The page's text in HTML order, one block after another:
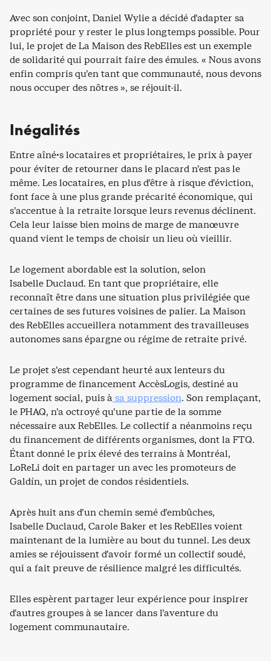
Avec son conjoint, Daniel Wylie a décidé d’adapter sa
propriété pour y rester le plus longtemps possible. Pour
lui, le projet de La Maison des RebElles est un exemple
de solidarité qui pourrait faire des émules. « Nous avons
enfin compris qu’en tant que communauté, nous devons
nous occuper des nôtres », se réjouit-il.
Inégalités
Entre aîné·s locataires et propriétaires, le prix à payer
pour éviter de retourner dans le placard n’est pas le
même. Les locataires, en plus d’être à risque d’éviction,
font face à une plus grande précarité économique, qui
s’accentue à la retraite lorsque leurs revenus déclinent.
Cela leur laisse bien moins de marge de manœuvre
quand vient le temps de choisir un lieu où vieillir.
Le logement abordable est la solution, selon
Isabelle Duclaud. En tant que propriétaire, elle
reconnaît être dans une situation plus privilégiée que
certaines de ses futures voisines de palier. La Maison
des RebElles accueillera notamment des travailleuses
autonomes sans épargne ou régime de retraite privé.
Le projet s’est cependant heurté aux lenteurs du
programme de financement AccèsLogis, destiné au
logement social, puis àsa suppression. Son remplaçant,
le PHAQ, n’a octroyé qu’une partie de la somme
nécessaire aux RebElles. Le collectif a néanmoins reçu
du financement de différents organismes, dont la FTQ.
Étant donné le prix élevé des terrains à Montréal,
LoReLi doit en partager un avec les promoteurs de
Galdín, un projet de condos résidentiels.
Après huit ans d’un chemin semé d’embûches,
Isabelle Duclaud, Carole Baker et les RebElles voient
maintenant de la lumière au bout du tunnel. Les deux
amies se réjouissent d’avoir formé un collectif soudé,
qui a fait preuve de résilience malgré les difficultés.
Elles espèrent partager leur expérience pour inspirer
d’autres groupes à se lancer dans l’aventure du
logement communautaire.